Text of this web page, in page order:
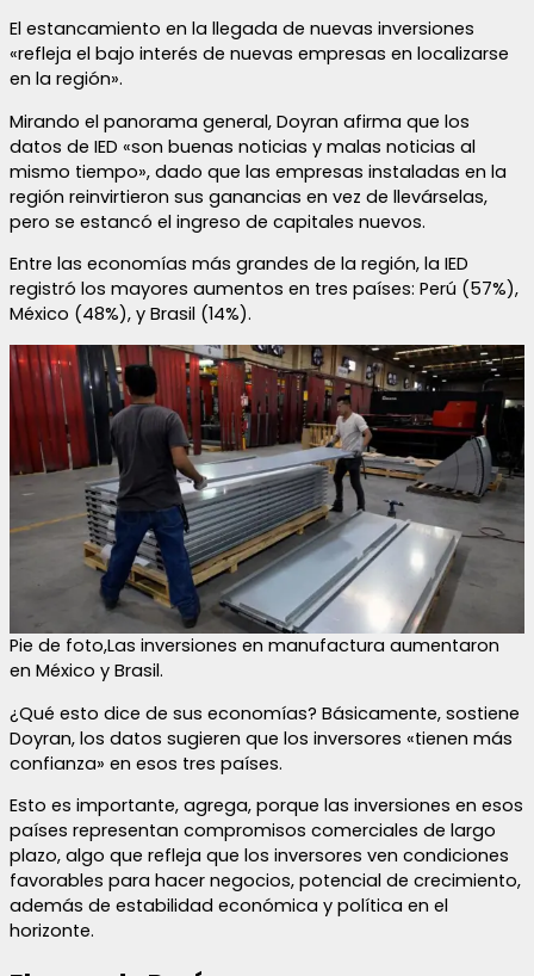
El estancamiento en la llegada de nuevas inversiones
«refleja el bajo interés de nuevas empresas en localizarse
en la región».
Mirando el panorama general, Doyran afirma que los
datos de IED «son buenas noticias y malas noticias al
mismo tiempo», dado que las empresas instaladas en la
región reinvirtieron sus ganancias en vez de llevárselas,
pero se estancó el ingreso de capitales nuevos.
Entre las economías más grandes de la región, la IED
registró los mayores aumentos en tres países: Perú (57%),
México (48%), y Brasil (14%).
Pie de foto,Las inversiones en manufactura aumentaron
en México y Brasil.
¿Qué esto dice de sus economías? Básicamente, sostiene
Doyran, los datos sugieren que los inversores «tienen más
confianza» en esos tres países.
Esto es importante, agrega, porque las inversiones en esos
países representan compromisos comerciales de largo
plazo, algo que refleja que los inversores ven condiciones
favorables para hacer negocios, potencial de crecimiento,
además de estabilidad económica y política en el
horizonte.